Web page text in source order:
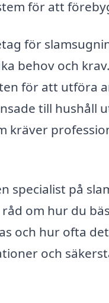
för att
för
behov och
för att utföra
till hushåll
kräver
specialist på
om hur du
och hur ofta
och